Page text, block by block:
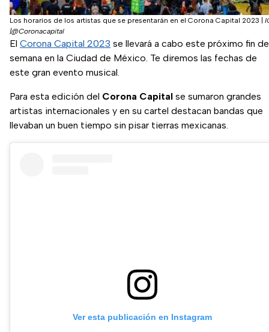
Los horarios de los artistas que se presentarán en el Corona Capital 2023 |
|@Coronacapital
El Corona Capital 2023 se llevará a cabo este próximo fin de
semana en la Ciudad de México. Te diremos las fechas de
este gran evento musical.
Para esta edición del Corona Capital se sumaron grandes
artistas internacionales y en su cartel destacan bandas que
llevaban un buen tiempo sin pisar tierras mexicanas.
Ver esta publicación en Instagram